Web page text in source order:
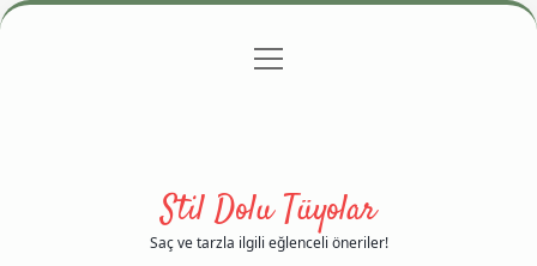
Gizlilik Politikası
menüyü
Stil Dolu Tüyolar
Saç ve tarzla ilgili eğlenceli öneriler!